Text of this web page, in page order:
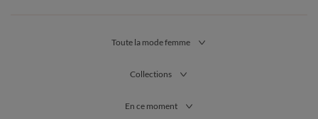
Toute la mode femme
Collections
En ce moment